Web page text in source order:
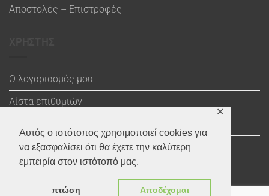
Αυτός ο ιστότοπος χρησιμοποιεί cookies για
να εξασφαλίσει ότι θα έχετε την καλύτερη
εμπειρία στον ιστότοπό μας.
πτώση Αποδέχομαι
✕
Αποστολές – Επιστροφές
Ο λογαριασμός μου
Λίστα επιθυμιών
Ολοκλήρωση αγοράς
Visa MasterCardPayPal